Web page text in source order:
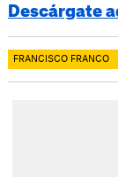
Descárgate
FRANCISCO FRANCO